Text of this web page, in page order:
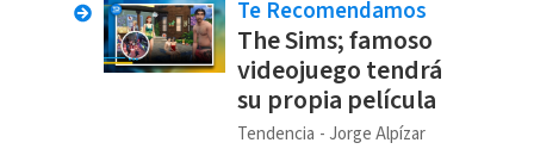
Te Recomendamos
The Sims; famoso
videojuego tendrá
su propia película
Tendencia Jorge Alpízar